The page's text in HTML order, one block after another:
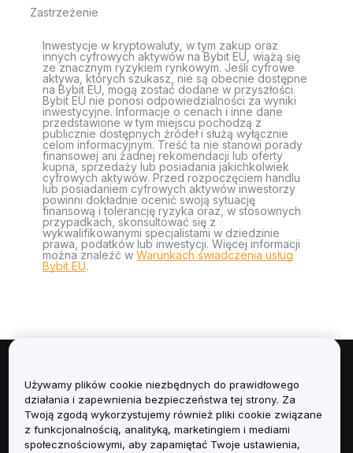
Zastrzeżenie
Inwestycje w kryptowaluty, w tym zakup oraz
innych cyfrowych aktywów na Bybit EU, wiążą się
ze znacznym ryzykiem rynkowym. Jeśli cyfrowe
aktywa, których szukasz, nie są obecnie dostępne
na Bybit EU, mogą zostać dodane w przyszłości.
Bybit EU nie ponosi odpowiedzialności za wyniki
inwestycyjne. Informacje o cenach i inne dane
przedstawione w tym miejscu pochodzą z
publicznie dostępnych źródeł i służą wyłącznie
celom informacyjnym. Treść ta nie stanowi porady
finansowej ani żadnej rekomendacji lub oferty
kupna, sprzedaży lub posiadania jakichkolwiek
cyfrowych aktywów. Przed rozpoczęciem handlu
lub posiadaniem cyfrowych aktywów inwestorzy
powinni dokładnie ocenić swoją sytuację
finansową i tolerancję ryzyka oraz, w stosownych
przypadkach, skonsultować się z
wykwalifikowanymi specjalistami w dziedzinie
prawa, podatków lub inwestycji. Więcej informacji
można znaleźć w Warunkach świadczenia usług
Bybit EU.
Informacje
Usługi
Używamy plików cookie niezbędnych do prawidłowego
działania i zapewnienia bezpieczeństwa tej strony. Za
Twoją zgodą wykorzystujemy również pliki cookie związane
z funkcjonalnością, analityką, marketingiem i mediami
społecznościowymi, aby zapamiętać Twoje ustawienia,